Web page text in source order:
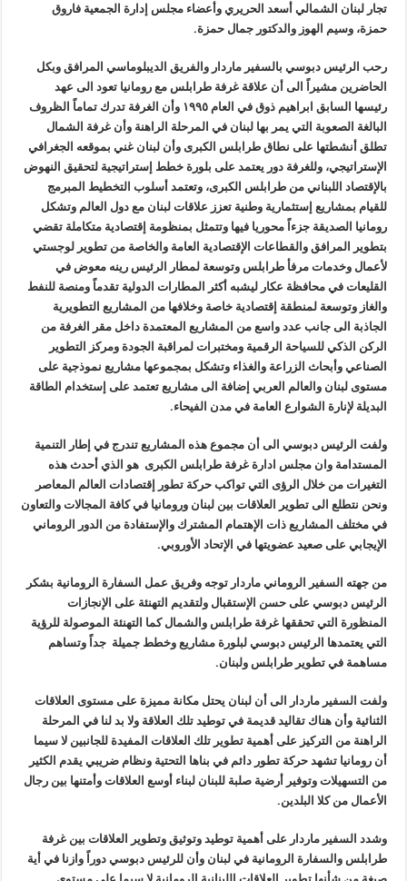
تجار لبنان الشمالي أسعد الحريري وأعضاء مجلس إدارة الجمعية فاروق
حمزة، وسيم الهوز والدكتور جمال حمزة.
رحب الرئيس دبوسي بالسفير ماردار والفريق الديبلوماسي المرافق وبكل
الحاضرين مشيراً الى أن علاقة غرفة طرابلس مع رومانيا تعود الى عهد
رئيسها السابق ابراهيم ذوق في العام ١٩٩٥ وأن الغرفة تدرك تماماً الظروف
البالغة الصعوبة التي يمر بها لبنان في المرحلة الراهنة وأن غرفة الشمال
تطلق أنشطتها على نطاق طرابلس الكبرى وأن لبنان غني بموقعه الجغرافي
الإستراتيجي، وللغرفة دور يعتمد على بلورة خطط إستراتيجية لتحقيق النهوض
بالإقتصاد اللبناني من طرابلس الكبرى، وتعتمد أسلوب التخطيط المبرمج
للقيام بمشاريع إستثمارية وطنية تعزز علاقات لبنان مع دول العالم وتشكل
رومانيا الصديقة جزءاً محوريا فيها وتتمثل بمنظومة إقتصادية متكاملة تقضي
بتطوير المرافق والقطاعات الإقتصادية العامة والخاصة من تطوير لوجستي
لأعمال وخدمات مرفأ طرابلس وتوسعة لمطار الرئيس رينه معوض في
القليعات في محافظة عكار ليشبه أكثر المطارات الدولية تقدماً ومنصة للنفط
والغاز وتوسعة لمنطقة إقتصادية خاصة وخلافها من المشاريع التطويرية
الجاذبة الى جانب عدد واسع من المشاريع المعتمدة داخل مقر الغرفة من
الركن الذكي للسياحة الرقمية ومختبرات لمراقبة الجودة ومركز التطوير
الصناعي وأبحاث الزراعة والغذاء وتشكل بمجموعها مشاريع نموذجية على
مستوى لبنان والعالم العربي إضافة الى مشاريع تعتمد على إستخدام الطاقة
البديلة لإنارة الشوارع العامة في مدن الفيحاء.
ولفت الرئيس دبوسي الى أن مجموع هذه المشاريع تندرج في إطار التنمية
المستدامة وان مجلس ادارة غرفة طرابلس الكبرى هو الذي أحدث هذه
التغيرات من خلال الرؤى التي تواكب حركة تطور إقتصادات العالم المعاصر
ونحن نتطلع الى تطوير العلاقات بين لبنان ورومانيا في كافة المجالات والتعاون
في مختلف المشاريع ذات الإهتمام المشترك والإستفادة من الدور الروماني
الإيجابي على صعيد عضويتها في الإتحاد الأوروبي.
من جهته السفير الروماني ماردار توجه وفريق عمل السفارة الرومانية بشكر
الرئيس دبوسي على حسن الإستقبال ولتقديم التهنئة على الإنجازات
المنظورة التي تحققها غرفة طرابلس والشمال كما التهنئة الموصولة للرؤية
التي يعتمدها الرئيس دبوسي لبلورة مشاريع وخطط جميلة جداً وتساهم
مساهمة في تطوير طرابلس ولبنان.
ولفت السفير ماردار الى أن لبنان يحتل مكانة مميزة على مستوى العلاقات
الثنائية وأن هناك تقاليد قديمة في توطيد تلك العلاقة ولا بد لنا في المرحلة
الراهنة من التركيز على أهمية تطوير تلك العلاقات المفيدة للجانبين لا سيما
أن رومانيا تشهد حركة تطور دائم في بناها التحتية ونظام ضريبي يقدم الكثير
من التسهيلات وتوفير أرضية صلبة للبنان لبناء أوسع العلاقات وأمتنها بين رجال
الأعمال من كلا البلدين.
وشدد السفير ماردار على أهمية توطيد وتوثيق وتطوير العلاقات بين غرفة
طرابلس والسفارة الرومانية في لبنان وأن للرئيس دبوسي دوراً وازنا في أية